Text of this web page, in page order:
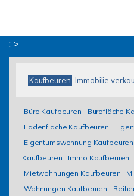
; >
Kaufbeuren Immobilie
Büro Kaufbeuren Bürofläche
Ladenfläche Kaufbeuren
Eigentumswohnung Kaufbeuren
Kaufbeuren
Immo Kaufbeuren
Mietwohnungen Kaufbeuren
Wohnungen Kaufbeuren